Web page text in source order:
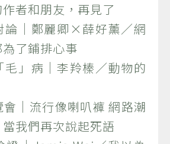
者和朋友，再見了
｜鄭麗卿×薛好薰／網
了鋪排心事
」病｜李羚榛／動物的
｜流行像喇叭褲 網路潮
我們再次說起死語